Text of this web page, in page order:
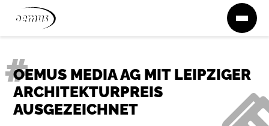
Zum Inhalt springen
OEMUS MEDIA AG MIT LEIPZIGER
ARCHITEKTURPREIS
AUSGEZEICHNET